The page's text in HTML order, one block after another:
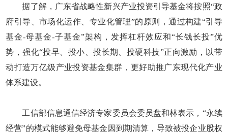
据了解，广东省战略性新兴产业投资引导基金将按照“政
府引导、市场化运作、专业化管理”的原则，通过构建“引导
基金-母基金-子基金”架构，发挥杠杆效应和“长钱长投”优
势，强化“投早、投小、投长期、投硬科技”正向激励，以带
动打造万亿级产业投资基金集群，更好助推广东现代化产业
体系建设。
工信部信息通信经济专家委员会委员盘和林表示，“永续
经营”的模式能够避免母基金因到期清算，导致被投企业股权